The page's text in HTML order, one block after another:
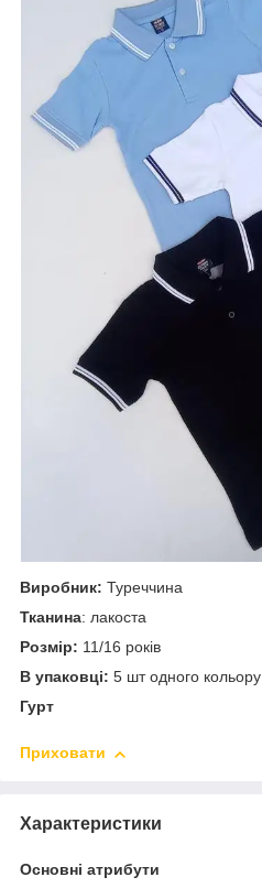
Виробник: Туреччина
Тканина: лакоста
Розмір: 11/16 років
В упаковці: 5 шт одного кольору
Гурт
Приховати
Характеристики
Основні атрибути